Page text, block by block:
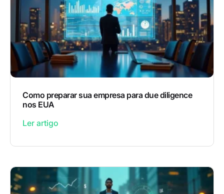
Como preparar sua empresa para due diligence
nos EUA
Ler artigo